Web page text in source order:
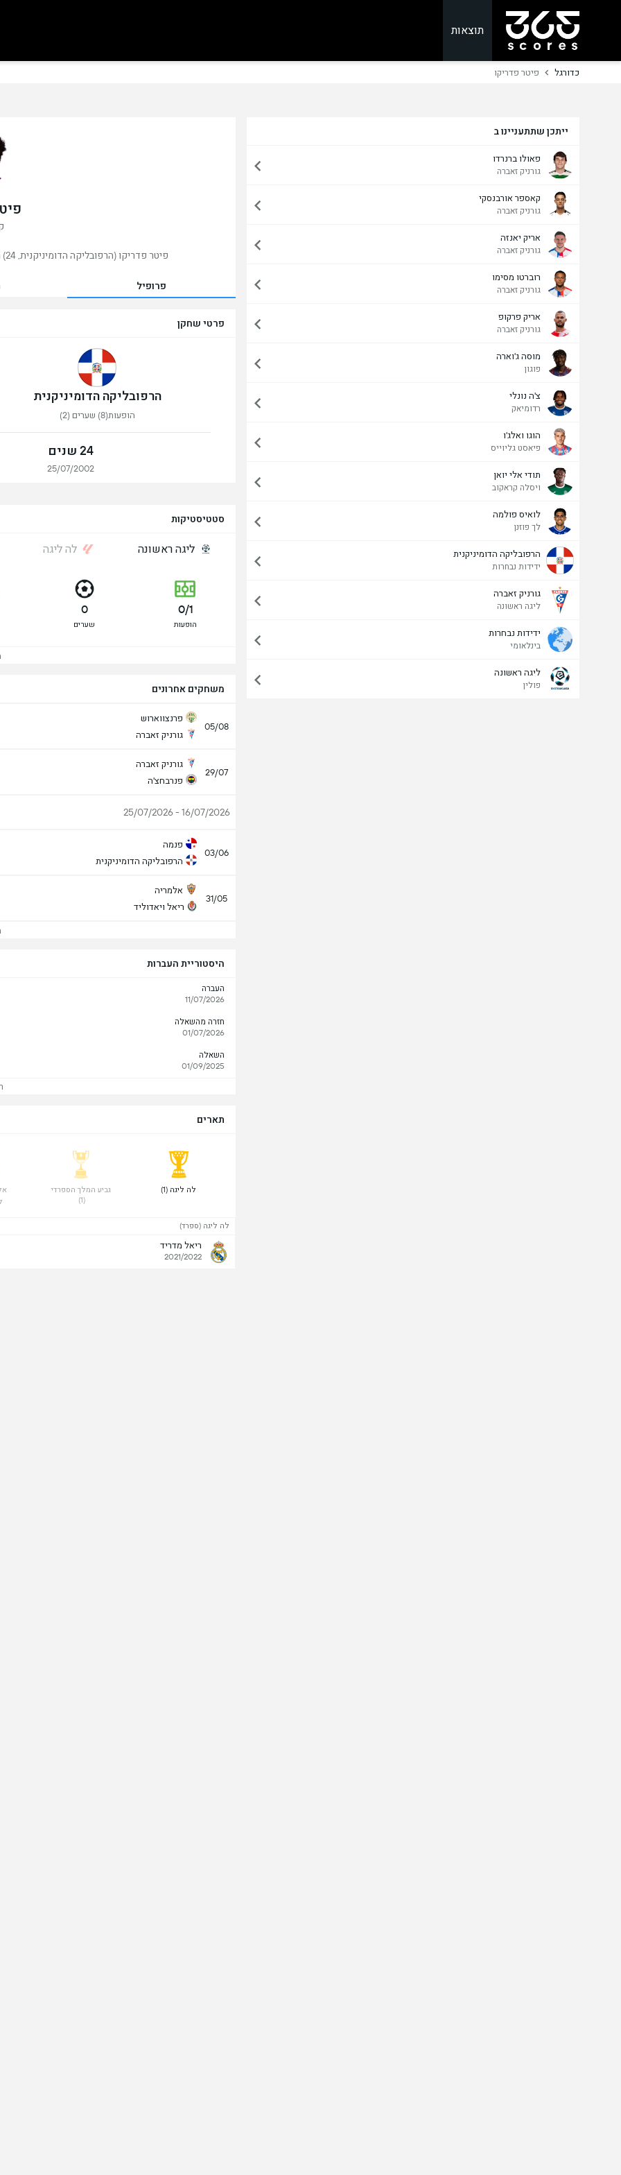
תוצאות
כדורגל פיטר פדריקו
ייתכן שתתעניינו ב
פאולו ברנרדו
גורניק זאברה
קאספר אורבנסקי
גורניק זאברה
אריק יאנזה
גורניק זאברה
רוברטו מסימו
גורניק זאברה
אריק פרקופ
גורניק זאברה
מוסה ג'וארה
פוגון
צ'ה נונלי
רדומיאק
הוגו ואלג'ו
פיאסט גליוייס
תודי אלי יואן
ויסלה קראקוב
לואיס פולמה
לך פוזנן
הרפובליקה הדומיניקנית
ידידות נבחרות
גורניק זאברה
ליגה ראשונה
ידידות נבחרות
בינלאומי
ליגה ראשונה
פולין
פיטר פדריקו (הרפובליקה הדומיניקנית, 24) הוא שחקן כדורגל ,כרגע משחק בגורניק זאברה, פולין.
פרופיל
פרטי שחקן
הרפובליקה הדומיניקנית
הופעות(8) שערים (2)
24 שנים
25/07/2002
סטטיסטיקות
ליגה ראשונה לה ליגה
0/1
הופעות
0
שערים
משחקים אחרונים
05/08
פרנצווארוש
גורניק זאברה
29/07
גורניק זאברה
פנרבחצ'ה
16/07/2026 - 25/07/2026
03/06
פנמה
הרפובליקה הדומיניקנית
31/05
אלמריה
ריאל ויאדוליד
היסטוריית העברות
העברה
11/07/2026
חזרה מהשאלה
01/07/2026
השאלה
01/09/2025
תארים
לה ליגה (1)
(1)
לה ליגה (ספרד)
ריאל מדריד
2021/2022